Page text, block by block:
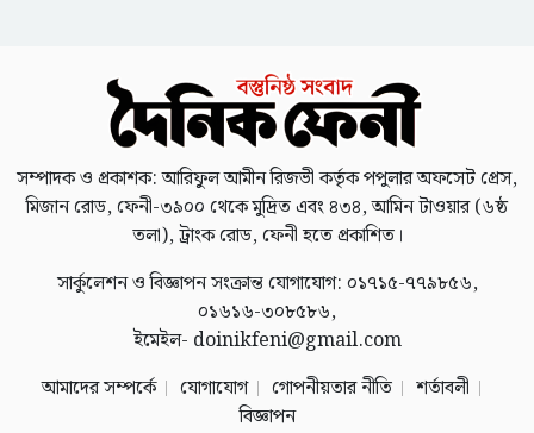
সম্পাদক ও প্রকাশক: আরিফুল আমীন রিজভী কর্তৃক পপুলার অফসেট প্রেস,
মিজান রোড, ফেনী-৩৯০০ থেকে মুদ্রিত এবং ৪৩৪, আমিন টাওয়ার (৬ষ্ঠ
তলা), ট্রাংক রোড, ফেনী হতে প্রকাশিত।
সার্কুলেশন ও বিজ্ঞাপন সংক্রান্ত যোগাযোগ: ০১৭১৫-৭৭৯৮৫৬,
০১৬১৬-৩০৮৫৮৬,
ইমেইল- doinikfeni@gmail.com
আমাদের সম্পর্কে
যোগাযোগ গোপনীয়তার নীতি
শর্তাবলী
বিজ্ঞাপন